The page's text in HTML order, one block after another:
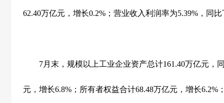
62.40万亿元，增长0.2% ；营业收入利润率为5.39% ，同
7月末，规模以上工业企业资产总计161.40万亿元，
元，增长6.8% ；所有者权益合计68.48万亿元，增长6.2%